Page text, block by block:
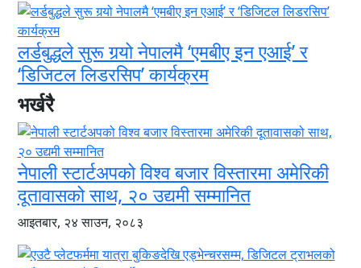
लर्डबुद्धले सुरू गर्‍यो नेपालमै ‘एमबीए इन एआई’ र
‘डिजिटल लिडरसिप’ कार्यक्रम
भर्खरै
नेपाली स्टार्टअपको विश्व बजार विस्तारमा अमेरिकी
दूतावासको साथ, २० उद्यमी सम्मानित
आइतबार, २४ साउन, २०८३